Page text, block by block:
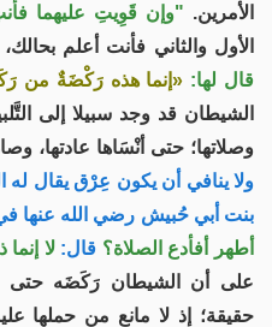
الأمرين. "وإن قَوِيتِ عليهما
الأول والثاني فأنت أعلم
قال لها: «إنما هذه رَكْضَةٌ من
الشيطان قد وجد سبيلا إلى
وصلاتها؛ حتى أنْسَاها عادتها،
ولا ينافي أن يكون عِرْق يقال
بنت أبي حُبيش رضي الله عنها
أطهر أفأدع الصلاة؟ قال: لا
على أن الشيطان رَكَضَه حتى
حقيقة؛ إذ لا مانع من حملها